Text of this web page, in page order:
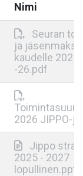
Nimi
Seuran
ja
kaudelle 2025
-26.pdf
2026 JIPPO-
Jippo
2025 - 2027
lopullinen.pptx